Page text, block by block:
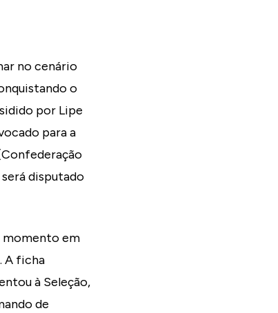
no cenário
o
por Lipe
para a
disputado
momento em
A ficha
à Seleção,
de